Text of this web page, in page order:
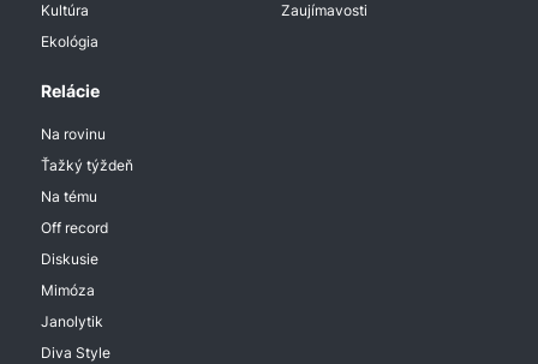
Kultúra
Ekológia
Zaujímavosti
Relácie
Na rovinu
Ťažký týždeň
Na tému
Off record
Diskusie
Mimóza
Janolytik
Diva Style